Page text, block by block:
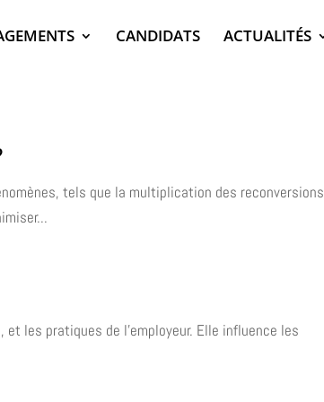
CANDIDATS ACTUALITÉS
tels que la multiplication des reconversions
les pratiques de l'employeur. Elle influence les